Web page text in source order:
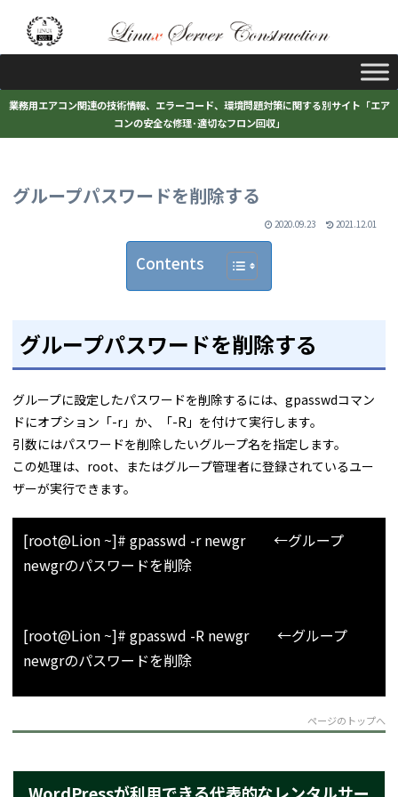
業務用エアコン関連の技術情報、エラーコード、環境問題対策に関する別サイト「エア
コンの安全な修理･適切なフロン回収」
グループパスワードを削除する
2020.09.23 2021.12.01
Contents
グループパスワードを削除する
グループに設定したパスワードを削除するには、gpasswdコマン
ドにオプション「-r」か、「-R」を付けて実行します。
引数にはパスワードを削除したいグループ名を指定します。
この処理は、root、またはグループ管理者に登録されているユー
ザーが実行できます。
[root@Lion ~]# gpasswd -r newgr ←グループ
newgrのパスワードを削除
[root@Lion ~]# gpasswd -R newgr ←グループ
newgrのパスワードを削除
ページのトップへ